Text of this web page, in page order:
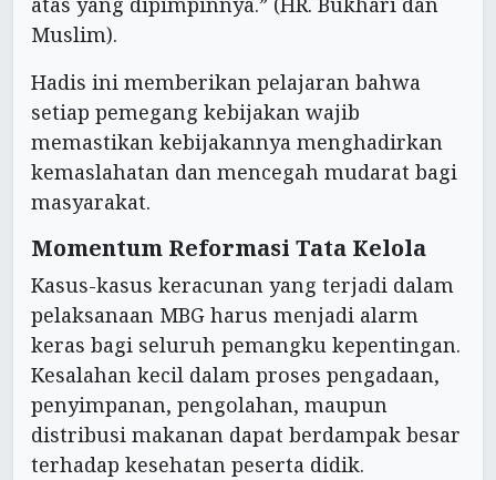
Muslim).
Hadis ini memberikan pelajaran bahwa
setiap pemegang kebijakan wajib
memastikan kebijakannya menghadirkan
kemaslahatan dan mencegah mudarat bagi
masyarakat.
Momentum Reformasi Tata Kelola
Kasus-kasus keracunan yang terjadi dalam
pelaksanaan MBG harus menjadi alarm
keras bagi seluruh pemangku kepentingan.
Kesalahan kecil dalam proses pengadaan,
penyimpanan, pengolahan, maupun
distribusi makanan dapat berdampak besar
terhadap kesehatan peserta didik.